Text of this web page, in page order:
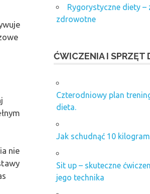
nie
Rygorystyczne diety
zdrowotne
ĆWICZENIA I SPRZĘT
Czterodniowy plan
dieta.
Jak schudnąć 10
Sit up – skuteczne
jego technika